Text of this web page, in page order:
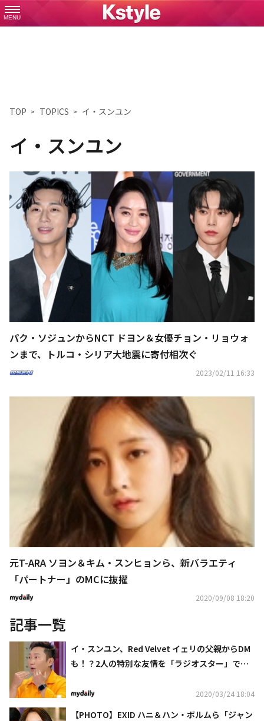
MENU
TOP TOPICS イ・スンユン
イ・スンユン
パク・ソジュンからNCT ドヨン＆女優チョン・リョウォ
ンまで、トルコ・シリア大地震に寄付相次ぐ
2023/02/11 16:33
元T-ARA ソヨン＆キム・スンヒョンら、新バラエティ
「パートナー」のMCに抜擢
2020/09/08 18:20
記事一覧
イ・スンユン、Red Velvet イェリの父親からDM
も！？2人の特別な友情を「ラジオスター」で公
2020/03/24 18:04
【PHOTO】EXID ハニ＆ハン・ボルムら「ジャン